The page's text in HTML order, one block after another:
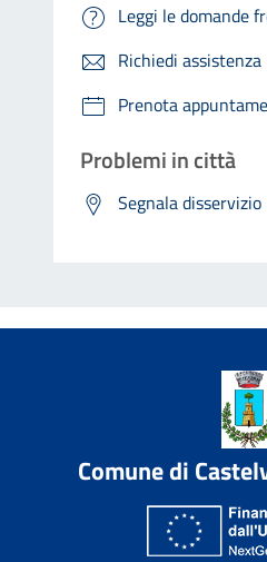
Leggi le domande
Richiedi assistenza
Prenota
Problemi in città
Segnala disservizio
Comune di